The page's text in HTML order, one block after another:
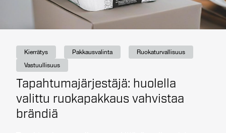
Kierrätys Pakkausvalinta Ruokaturvallisuus
Vastuullisuus
Tapahtumajärjestäjä: huolella
valittu ruokapakkaus vahvistaa
brändiä